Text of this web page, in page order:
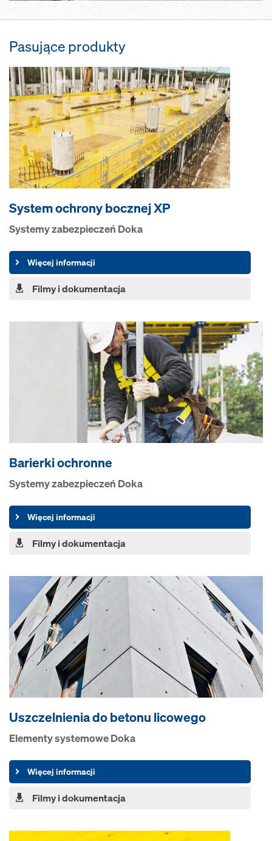
Pasujące produkty
System ochrony bocznej XP
Systemy zabezpieczeń Doka
Więcej informacji
Filmy i dokumentacja
Barierki ochronne
Systemy zabezpieczeń Doka
Więcej informacji
Filmy i dokumentacja
Uszczelnienia do betonu licowego
Elementy systemowe Doka
Więcej informacji
Filmy i dokumentacja